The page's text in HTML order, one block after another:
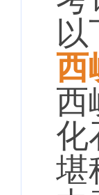
西
西
化
堪